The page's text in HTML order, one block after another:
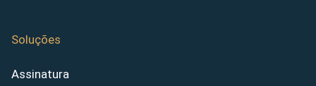
Soluções
Assinatura